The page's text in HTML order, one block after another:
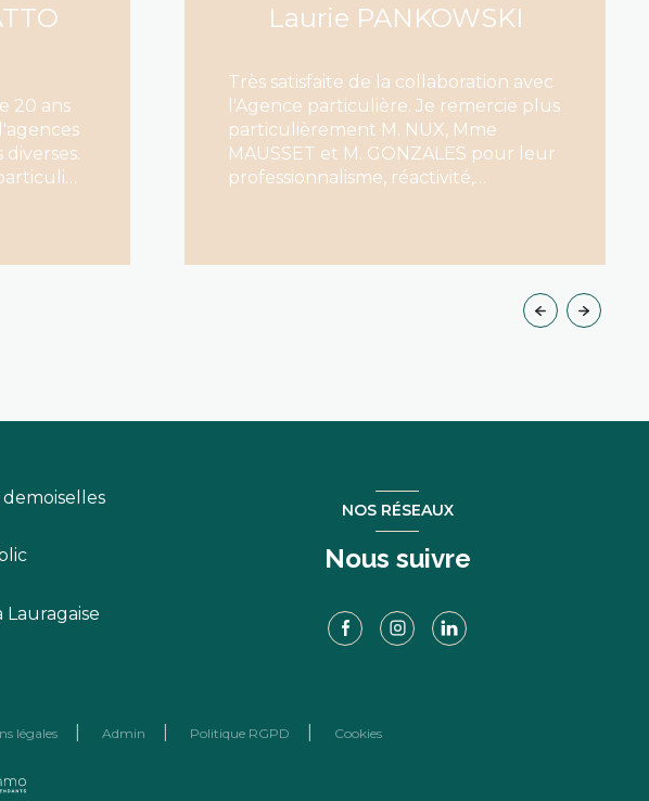
20 ans
Laurie PANKOWSKI
Très satisfaite de la collaboration avec
l'Agence particulière. Je remercie plus
particulièrement M. NUX, Mme
MAUSSET et M. GONZALES pour leur
professionnalisme, réactivité,
demoiselles
Lauragaise
NOS RÉSEAUX
Nous suivre
légales Admin Politique RGPD Cookies